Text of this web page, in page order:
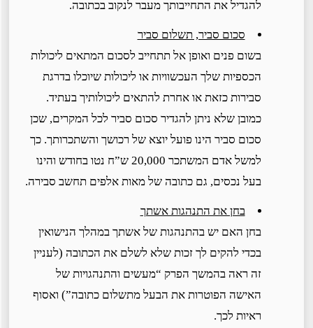
להגדיל את התחייבותך מעבר לנקוב בכתובה.
סכום סביר, תשלום סביר
בשום פנים ואופן אל תתחייב לסכום המתאים ליכולות
הכספיות שלך העכשוויות או ליכולות שיוכלו בדרגת
סבירות כזאת או אחרת להתאים ליכולותיך בעתיד.
כמובן שלא ניתן להגדיר סכום סביר לכל המקרים, שכן
סכום סביר הינו פועל יוצא של רכושך והשתכרותך. כך
למשל אדם המשתכר 20,000 ש”ח נטו בחודש והינו
בעל נכסים, גם כתובה של מאות אלפים תחשב סבירה.
בחן את התנהגות אשתך
בחן האם יש בהתנהגות של אשתך במהלך הנישואין
בכדי להקים לך זכות שלא לשלם את הכתובה (לעניין
זה ראה בהמשך הפרק “מעשים והתנהגויות של
האישה הפוטרות את הבעל מתשלום כתובה”) ואסוף
ראיות לכך.